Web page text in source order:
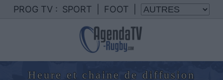
PROG TV : SPORT FOOT
Heure et chaine de diffusion